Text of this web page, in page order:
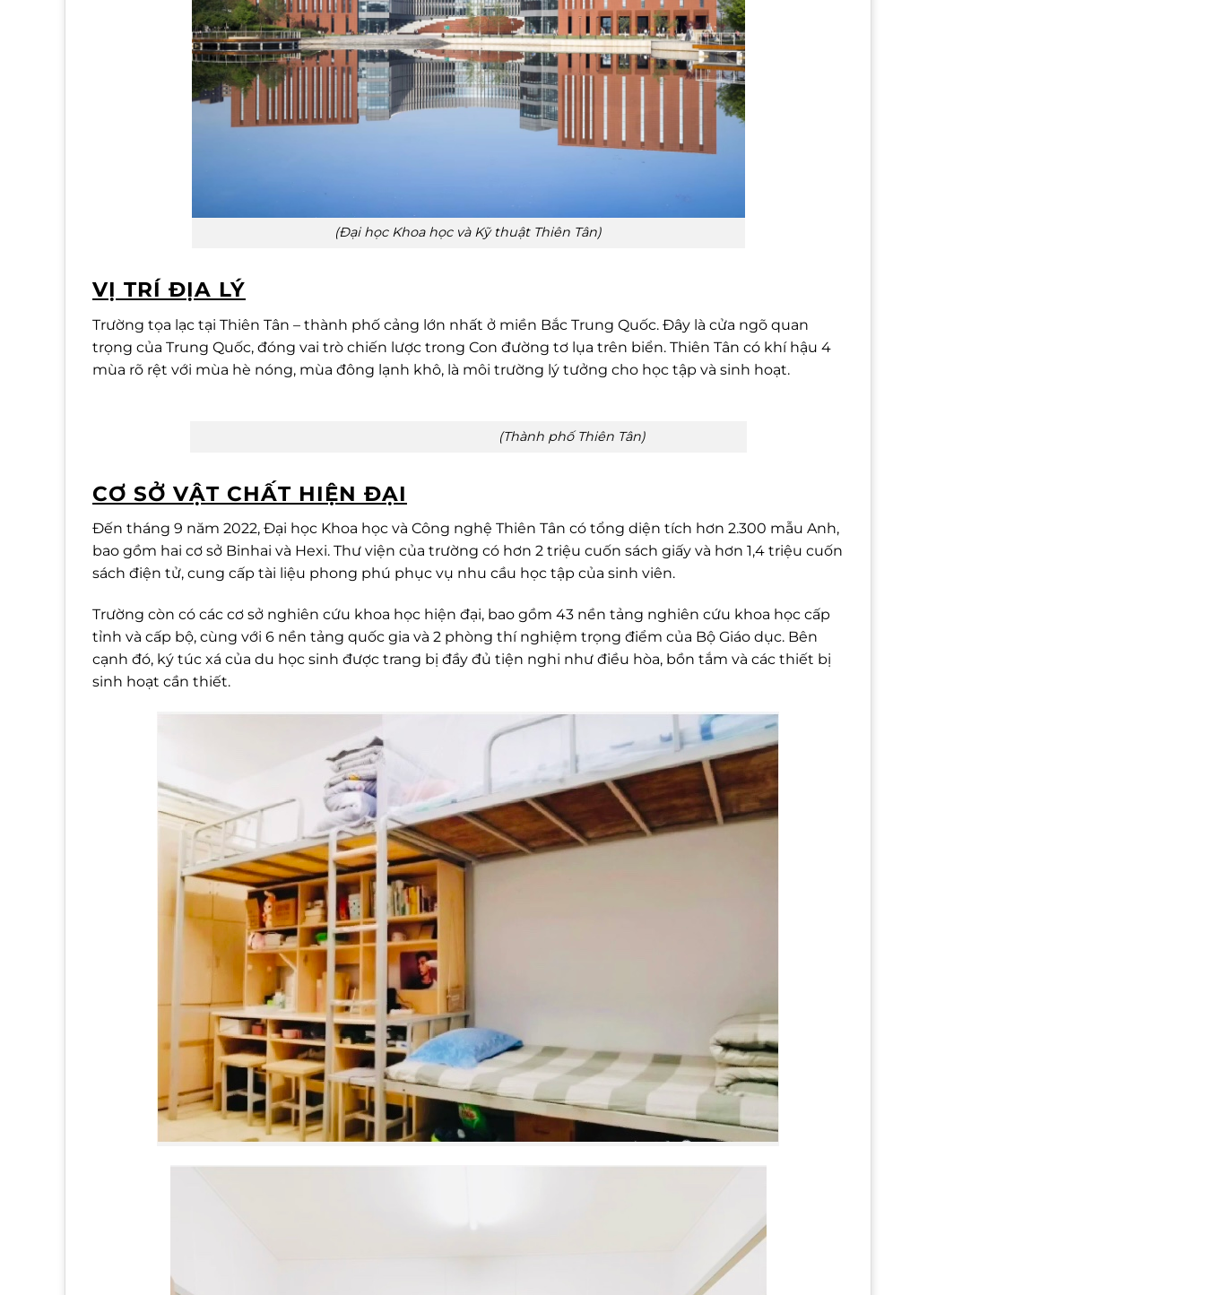
(Đại học Khoa học và Kỹ thuật Thiên Tân)
VỊ TRÍ ĐỊA LÝ
Trường tọa lạc tại Thiên Tân – thành phố cảng lớn nhất ở miền Bắc Trung Quốc. Đây là cửa ngõ quan
trọng của Trung Quốc, đóng vai trò chiến lược trong Con đường tơ lụa trên biển. Thiên Tân có khí hậu 4
mùa rõ rệt với mùa hè nóng, mùa đông lạnh khô, là môi trường lý tưởng cho học tập và sinh hoạt.
(Thành phố Thiên Tân)
CƠ SỞ VẬT CHẤT HIỆN ĐẠI
Đến tháng 9 năm 2022, Đại học Khoa học và Công nghệ Thiên Tân có tổng diện tích hơn 2.300 mẫu Anh,
bao gồm hai cơ sở Binhai và Hexi. Thư viện của trường có hơn 2 triệu cuốn sách giấy và hơn 1,4 triệu cuốn
sách điện tử, cung cấp tài liệu phong phú phục vụ nhu cầu học tập của sinh viên.
Trường còn có các cơ sở nghiên cứu khoa học hiện đại, bao gồm 43 nền tảng nghiên cứu khoa học cấp
tỉnh và cấp bộ, cùng với 6 nền tảng quốc gia và 2 phòng thí nghiệm trọng điểm của Bộ Giáo dục. Bên
cạnh đó, ký túc xá của du học sinh được trang bị đầy đủ tiện nghi như điều hòa, bồn tắm và các thiết bị
sinh hoạt cần thiết.